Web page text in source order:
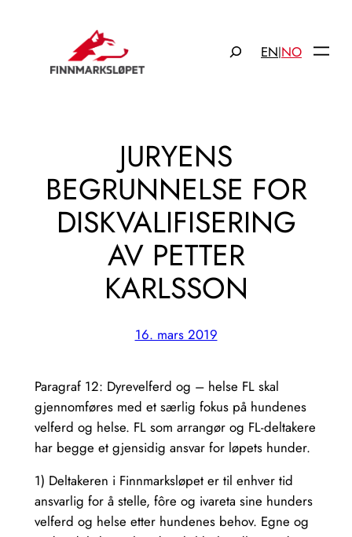
EN|NO
JURYENS
BEGRUNNELSE FOR
DISKVALIFISERING
AV PETTER
KARLSSON
16. mars 2019
Paragraf 12: Dyrevelferd og – helse FL skal
gjennomføres med et særlig fokus på hundenes
velferd og helse. FL som arrangør og FL-deltakere
har begge et gjensidig ansvar for løpets hunder.
1) Deltakeren i Finnmarksløpet er til enhver tid
ansvarlig for å stelle, fôre og ivareta sine hunders
velferd og helse etter hundenes behov. Egne og